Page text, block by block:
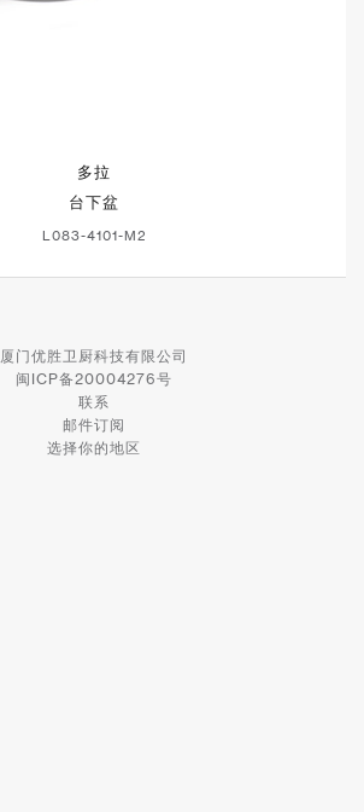
多拉
台下盆
L083-4101-M2
厦门优胜卫厨科技有限公司
闽ICP备20004276号
联系
邮件订阅
选择你的地区